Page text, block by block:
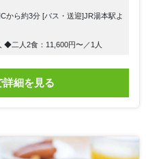
から約3分 [バス・送迎]JR湯本駅よ
◆二人2食：11,600円〜／1人
詳細を見る